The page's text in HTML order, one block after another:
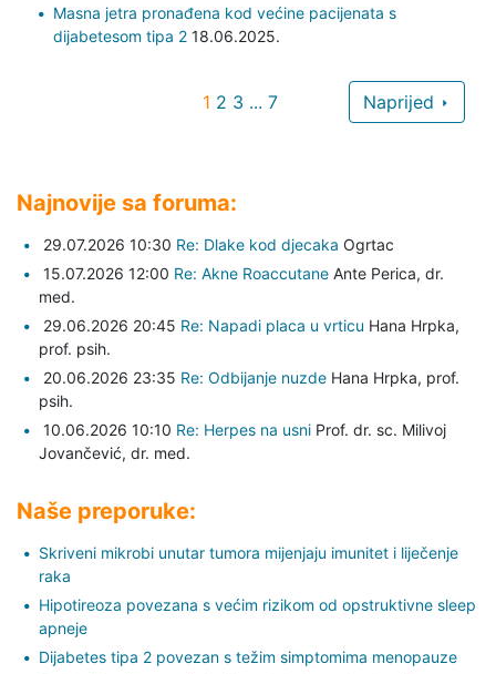
Masna jetra pronađena kod većine pacijenata s
dijabetesom tipa 218.06.2025.
1 2 3 ... 7 Naprijed
Najnovije sa foruma:
29.07.2026 10:30 Re: Dlake kod djecaka Ogrtac
15.07.2026 12:00 Re: Akne Roaccutane Ante Perica, dr.
med.
29.06.2026 20:45 Re: Napadi placa u vrticu Hana Hrpka,
prof. psih.
20.06.2026 23:35 Re: Odbijanje nuzde Hana Hrpka, prof.
psih.
10.06.2026 10:10 Re: Herpes na usni Prof. dr. sc. Milivoj
Jovančević, dr. med.
Naše preporuke:
Skriveni mikrobi unutar tumora mijenjaju imunitet i liječenje
raka
Hipotireoza povezana s većim rizikom od opstruktivne sleep
apneje
Dijabetes tipa 2 povezan s težim simptomima menopauze